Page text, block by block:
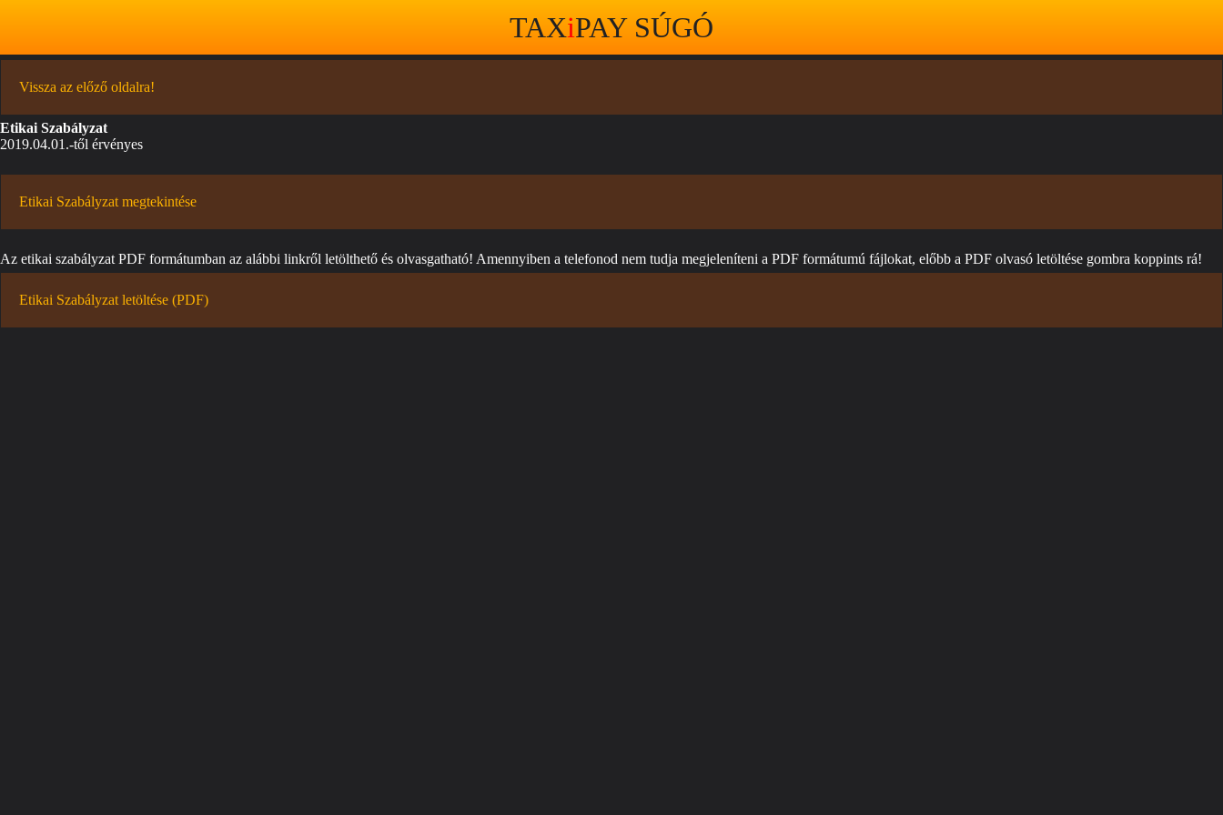
TAXiPAY SÚGÓ
Vissza az előző oldalra!
Etikai Szabályzat
2019.04.01.-től érvényes
Etikai Szabályzat megtekintése
Az etikai szabályzat PDF formátumban az alábbi linkről letölthető és olvasgatható! Amennyiben a telefonod nem tudja megjeleníteni a PDF formátumú fájlokat, előbb a PDF olvasó letöltése gombra koppints rá!
Etikai Szabályzat letöltése (PDF)